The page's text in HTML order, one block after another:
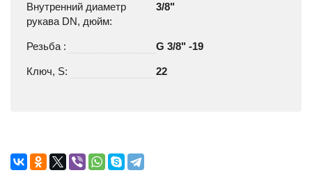
Внутренний диаметр
рукава DN, дюйм:
3/8"
Резьба : G 3/8" -19
Ключ, S: 22